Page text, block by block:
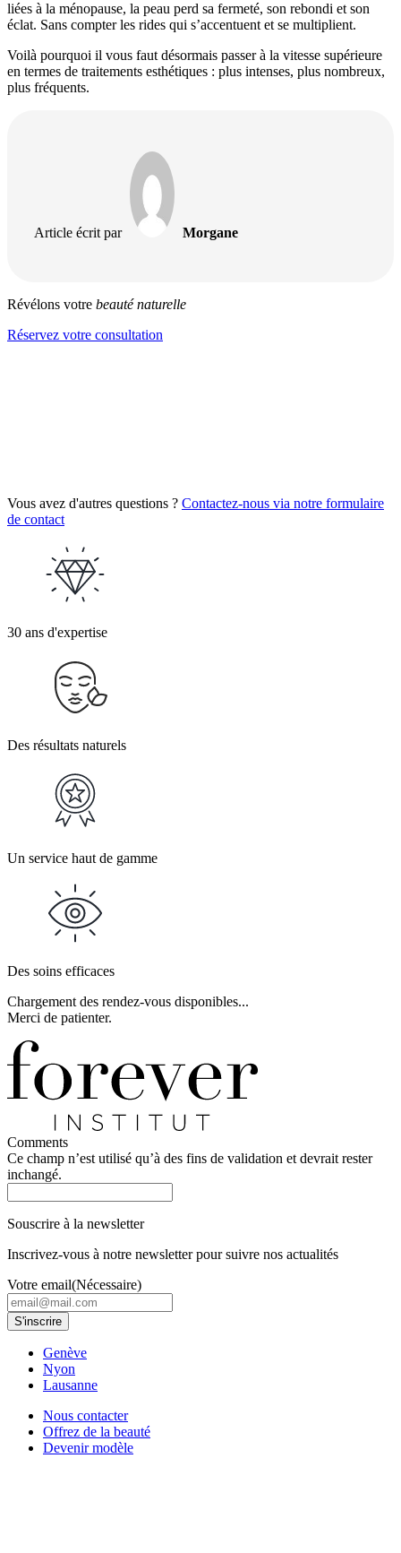
liées à la ménopause, la peau perd sa fermeté, son rebondi et son
éclat. Sans compter les rides qui s’accentuent et se multiplient.
Voilà pourquoi il vous faut désormais passer à la vitesse supérieure
en termes de traitements esthétiques : plus intenses, plus nombreux,
plus fréquents.
Article écrit par Morgane
Révélons votre beauté naturelle
Réservez votre consultation
Vous avez d'autres questions ? Contactez-nous via notre formulaire
de contact
30 ans d'expertise
Des résultats naturels
Un service haut de gamme
Des soins efficaces
Chargement des rendez-vous disponibles...
Merci de patienter.
Comments
Ce champ n’est utilisé qu’à des fins de validation et devrait rester
inchangé.
Souscrire à la newsletter
Inscrivez-vous à notre newsletter pour suivre nos actualités
Votre email(Nécessaire)
Genève
Nyon
Lausanne
Nous contacter
Offrez de la beauté
Devenir modèle